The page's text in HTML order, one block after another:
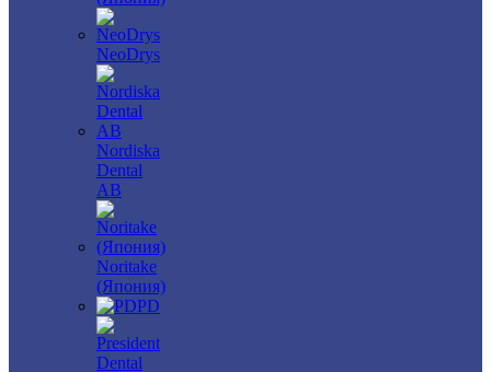
NeoDrys
Nordiska
Dental
AB
Noritake
(Япония)
PD